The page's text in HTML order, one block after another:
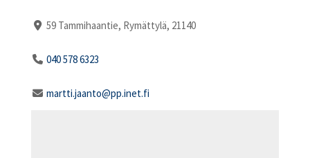
59 Tammihaantie, Rymättylä, 21140
040 578 6323
martti.jaanto@pp.inet.fi